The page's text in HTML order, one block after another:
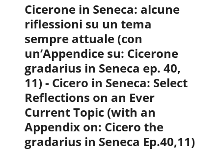
Cicerone in Seneca: alcune
riflessioni su un tema
sempre attuale (con
un’Appendice su: Cicerone
gradarius in Seneca ep. 40,
11) - Cicero in Seneca: Select
Reflections on an Ever
Current Topic (with an
Appendix on: Cicero the
gradarius in Seneca Ep.40,11)